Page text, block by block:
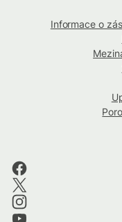
Informace o